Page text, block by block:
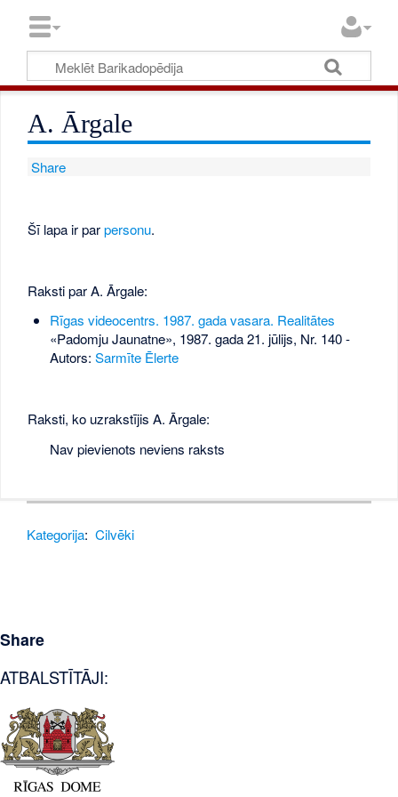
A. Ārgale
Share
Šī lapa ir parpersonu.
Raksti par A. Ārgale:
Rīgas videocentrs. 1987. gada vasara. Realitātes
«Padomju Jaunatne», 1987. gada 21. jūlijs, Nr. 140-
Autors: Sarmīte Ēlerte
Raksti, ko uzrakstījis A. Ārgale:
Nav pievienots neviens raksts
Kategorija: Cilvēki
Share
ATBALSTĪTĀJI: